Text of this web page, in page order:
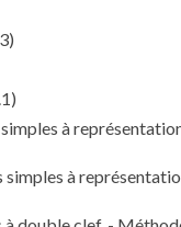
à
à